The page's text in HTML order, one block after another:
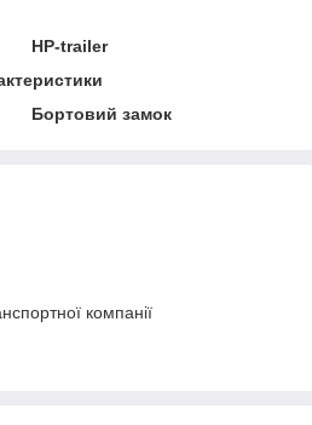
HP-trailer
Бортовий замок
компанії